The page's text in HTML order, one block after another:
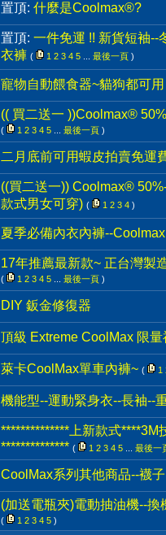
置頂: 什麼是Coolmax®?
置頂: 一件免運 !! 新貨短袖--
衣褲 ( 1 2 3 4 5 最後一頁 )
寵物自動餵食器~貓狗都可用
(( 買二送一 ))Coolmax®
( 1 2 3 4 5 最後一頁 )
二月底前可用蝦皮拍賣免運
((買二送一)) Coolmax®
款式男女可穿) ( 1 2 3 4 )
夏季必備內衣內褲--
17年推薦最新款~ 正台灣製
( 1 2 3 4 5 最後一頁 )
DIY 鈑金修復器
頂級 Extreme CoolMax 限量
萊卡CoolMax單車內褲~ ( 1
機能型--運動緊身衣--長袖--
**************上新款式
************** ( 1 2 3 4 5 最後一
CoolMax系列其他商品--襪
(加送電瓶夾)電動抽油機--
( 1 2 3 4 5 )